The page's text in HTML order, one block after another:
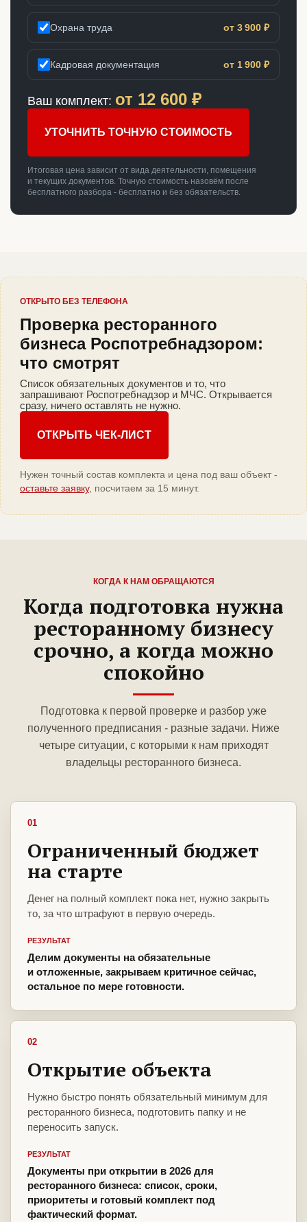
Охрана труда от 3 900 ₽
Кадровая документация от 1 900 ₽
Ваш комплект: от 12 600 ₽
УТОЧНИТЬ ТОЧНУЮ СТОИМОСТЬ
Итоговая цена зависит от вида деятельности, помещения
и текущих документов. Точную стоимость назовём после
бесплатного разбора - бесплатно и без обязательств.
ОТКРЫТО БЕЗ ТЕЛЕФОНА
Проверка ресторанного
бизнеса Роспотребнадзором:
что смотрят
Список обязательных документов и то, что
запрашивают Роспотребнадзор и МЧС. Открывается
сразу, ничего оставлять не нужно.
ОТКРЫТЬ ЧЕК-ЛИСТ
Нужен точный состав комплекта и цена под ваш объект -
оставьте заявку, посчитаем за 15 минут.
КОГДА К НАМ ОБРАЩАЮТСЯ
Когда подготовка нужна
ресторанному бизнесу
срочно, а когда можно
спокойно
Подготовка к первой проверке и разбор уже
полученного предписания - разные задачи. Ниже
четыре ситуации, с которыми к нам приходят
владельцы ресторанного бизнеса.
01
Ограниченный бюджет
на старте
Денег на полный комплект пока нет, нужно закрыть
то, за что штрафуют в первую очередь.
РЕЗУЛЬТАТ
Делим документы на обязательные
и отложенные, закрываем критичное сейчас,
остальное по мере готовности.
02
Открытие объекта
Нужно быстро понять обязательный минимум для
ресторанного бизнеса, подготовить папку и не
переносить запуск.
РЕЗУЛЬТАТ
Документы при открытии в 2026 для
ресторанного бизнеса: список, сроки,
приоритеты и готовый комплект под
фактический формат.